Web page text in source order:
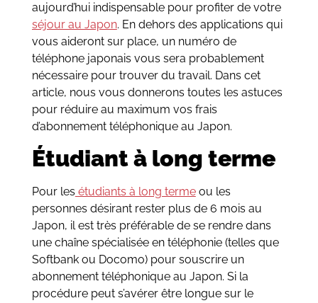
aujourd’hui indispensable pour profiter de votre
séjour au Japon. En dehors des applications qui
vous aideront sur place, un numéro de
téléphone japonais vous sera probablement
nécessaire pour trouver du travail. Dans cet
article, nous vous donnerons toutes les astuces
pour réduire au maximum vos frais
d’abonnement téléphonique au Japon.
Étudiant à long terme
Pour les étudiants à long termeou les
personnes désirant rester plus de 6 mois au
Japon, il est très préférable de se rendre dans
une chaîne spécialisée en téléphonie (telles que
Softbank ou Docomo) pour souscrire un
abonnement téléphonique au Japon. Si la
procédure peut s’avérer être longue sur le